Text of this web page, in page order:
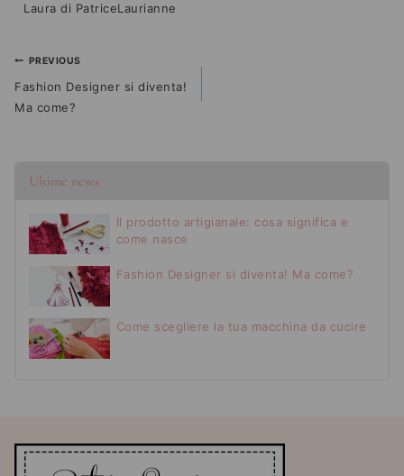
Laura di PatriceLaurianne
PREVIOUS
Fashion Designer si diventa!
Ma come?
Ultime news
Il prodotto artigianale: cosa significa e
come nasce
Fashion Designer si diventa! Ma come?
Come scegliere la tua macchina da cucire